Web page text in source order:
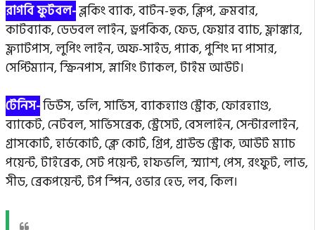
রাগবি ফুটবল-ব্লকিং ব্যাক, বাটন-হুক, ক্লিপ, ক্রমবার,
কাটব্যাক, ডেডবল লাইন, ড্রপকিক, ফেড, ফেয়ার ব্যাচ, ফ্লাঙ্কার,
ফ্ল্যাটপাস, লুপিং লাইন, অফ-সাইড, প্যাক, পুশিং দ্য পাসার,
সেপ্টিম্যান, স্ক্রিনপাস, স্লাগিং ট্যাকল, টাইম আউট।
টেনিস-ডিউস, ভলি, সার্ভিস, ব্যাকহ্যাণ্ড স্ট্রোক, ফোরহ্যাণ্ড,
ব্যাকেট, নেটবল, সার্ভিসব্রেক, স্ট্রেসেট, বেসলাইন, সেন্টারলাইন,
গ্রাসকোর্ট, হার্ডকোর্ট, ক্লে কোর্ট, গ্রিপ, গ্রাউন্ড স্ট্রোক, আউট ম্যাচ
পয়েন্ট, টাইব্রেক, সেট পয়েন্ট, হাফভলি, স্ম্যাশ, পেস, রংফুট, লাভ,
সীড, ব্রেকপয়েন্ট, টপ স্পিন, ওভার হেড, লব, কিল।